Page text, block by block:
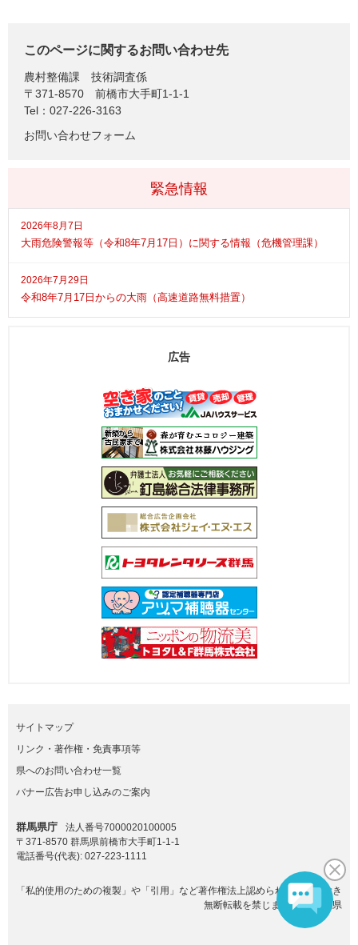
このページに関するお問い合わせ先
農村整備課
技術調査係
〒371-8570
前橋市大手町1-1-1
Tel：027-226-3163
お問い合わせフォーム
緊急情報
2026年8月7日
大雨危険警報等（令和8年7月17日）に関する情報（危機管理課）
2026年7月29日
令和8年7月17日からの大雨（高速道路無料措置）
広告
サイトマップ
リンク・著作権・免責事項等
県へのお問い合わせ一覧
バナー広告お申し込みのご案内
群馬県庁
法人番号7000020100005
〒371-8570 群馬県前橋市大手町1-1-1
電話番号(代表): 027-223-1111
「私的使用のための複製」や「引用」など著作権法上認められた場合を除き
無断転載を禁じます。(C)群馬県